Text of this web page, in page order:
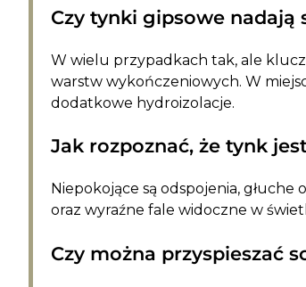
Czy tynki gipsowe nadają
W wielu przypadkach tak, ale
warstw wykończeniowych. W
dodatkowe hydroizolacje.
Jak rozpoznać, że tynk
Niepokojące są odspojenia,
oraz wyraźne fale widoczne w
Czy można przyspieszać